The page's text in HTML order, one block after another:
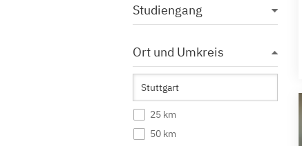
Studiengang
Ort und Umkreis
25 km
50 km